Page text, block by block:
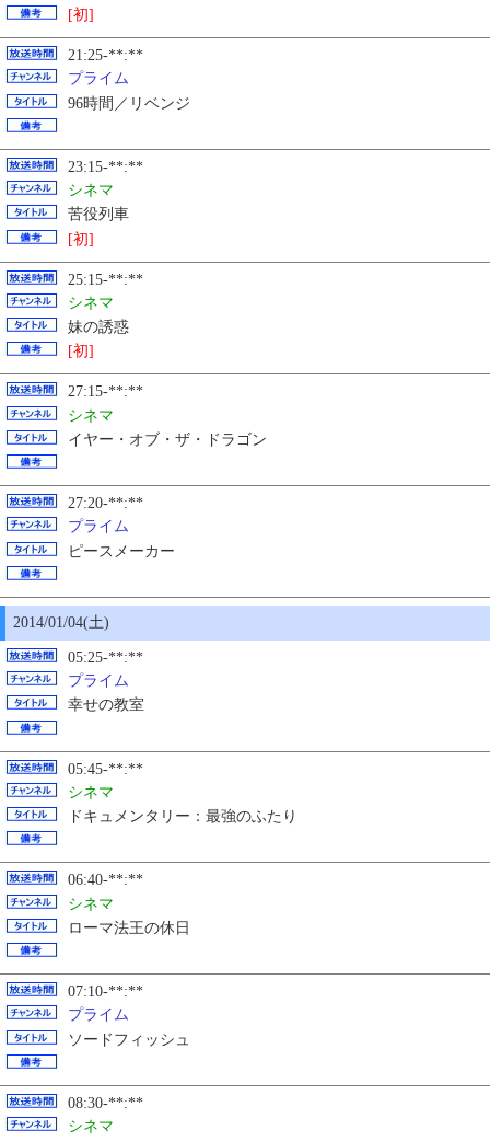
[初]
21:25-**:**
プライム
96時間／リベンジ
23:15-**:**
シネマ
苦役列車
[初]
25:15-**:**
シネマ
妹の誘惑
[初]
27:15-**:**
シネマ
イヤー・オブ・ザ・ドラゴン
27:20-**:**
プライム
ピースメーカー
2014/01/04(土)
05:25-**:**
プライム
幸せの教室
05:45-**:**
シネマ
ドキュメンタリー：最強のふたり
06:40-**:**
シネマ
ローマ法王の休日
07:10-**:**
プライム
ソードフィッシュ
08:30-**:**
シネマ